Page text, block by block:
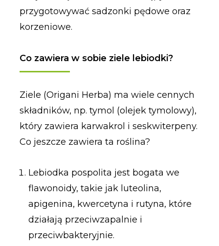
przygotowywać sadzonki pędowe oraz
korzeniowe.
Co zawiera w sobie ziele lebiodki?
Ziele (Origani Herba) ma wiele cennych
składników, np. tymol (olejek tymolowy),
który zawiera karwakrol i seskwiterpeny.
Co jeszcze zawiera ta roślina?
Lebiodka pospolita jest bogata we
flawonoidy, takie jak luteolina,
apigenina, kwercetyna i rutyna, które
działają przeciwzapalnie i
przeciwbakteryjnie.